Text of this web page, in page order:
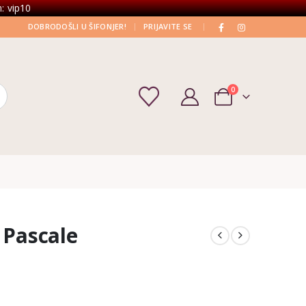
vip10
DOBRODOŠLI U ŠIFONJER! | PRIJAVITE SE |
0